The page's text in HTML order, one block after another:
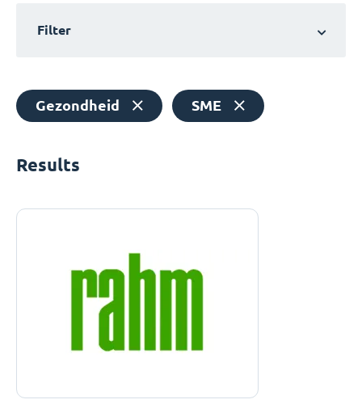
Filter
Gezondheid SME
Results